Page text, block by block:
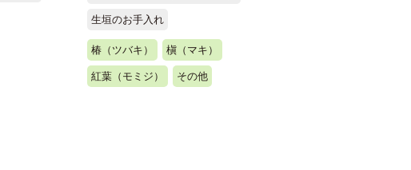
生垣のお手入れ
椿（ツバキ） 槇（マキ）
紅葉（モミジ） その他